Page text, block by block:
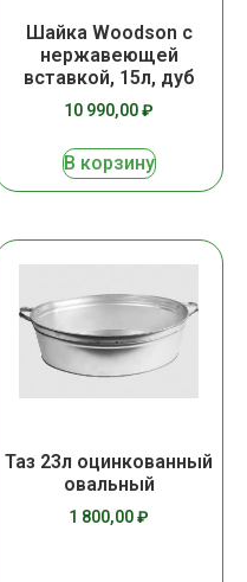
Шайка Woodson с
нержавеющей
вставкой, 15л, дуб
10 990,00₽
В корзину
Таз 23л оцинкованный
овальный
1 800,00₽